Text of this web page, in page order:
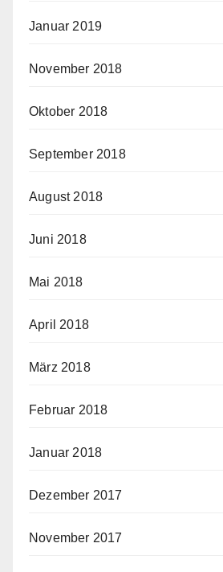
Januar 2019
November 2018
Oktober 2018
September 2018
August 2018
Juni 2018
Mai 2018
April 2018
März 2018
Februar 2018
Januar 2018
Dezember 2017
November 2017